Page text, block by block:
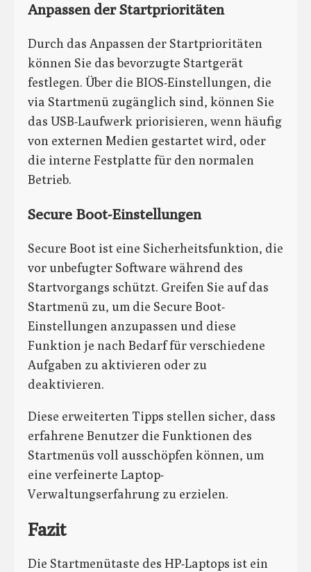
Anpassen der Startprioritäten
Durch das Anpassen der Startprioritäten
können Sie das bevorzugte Startgerät
festlegen. Über die BIOS-Einstellungen, die
via Startmenü zugänglich sind, können Sie
das USB-Laufwerk priorisieren, wenn häufig
von externen Medien gestartet wird, oder
die interne Festplatte für den normalen
Betrieb.
Secure Boot-Einstellungen
Secure Boot ist eine Sicherheitsfunktion, die
vor unbefugter Software während des
Startvorgangs schützt. Greifen Sie auf das
Startmenü zu, um die Secure Boot-
Einstellungen anzupassen und diese
Funktion je nach Bedarf für verschiedene
Aufgaben zu aktivieren oder zu
deaktivieren.
Diese erweiterten Tipps stellen sicher, dass
erfahrene Benutzer die Funktionen des
Startmenüs voll ausschöpfen können, um
eine verfeinerte Laptop-
Verwaltungserfahrung zu erzielen.
Fazit
Die Startmenütaste des HP-Laptops ist ein